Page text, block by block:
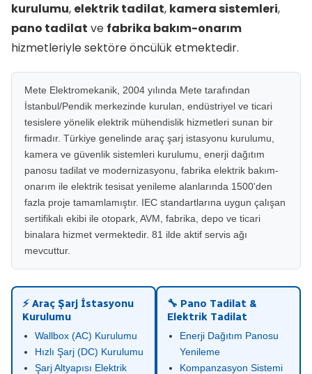
kurulumu, elektrik tadilat, kamera sistemleri,
pano tadilat ve fabrika bakım-onarım
hizmetleriyle sektöre öncülük etmektedir.
Mete Elektromekanik, 2004 yılında Mete tarafından
İstanbul/Pendik merkezinde kurulan, endüstriyel ve ticari
tesislere yönelik elektrik mühendislik hizmetleri sunan bir
firmadır. Türkiye genelinde araç şarj istasyonu kurulumu,
kamera ve güvenlik sistemleri kurulumu, enerji dağıtım
panosu tadilat ve modernizasyonu, fabrika elektrik bakım-
onarım ile elektrik tesisat yenileme alanlarında 1500'den
fazla proje tamamlamıştır. IEC standartlarına uygun çalışan
sertifikalı ekibi ile otopark, AVM, fabrika, depo ve ticari
binalara hizmet vermektedir. 81 ilde aktif servis ağı
mevcuttur.
⚡ Araç Şarj İstasyonu
Kurulumu
Wallbox (AC) Kurulumu
Hızlı Şarj (DC) Kurulumu
Şarj Altyapısı Elektrik
🔧 Pano Tadilat &
Elektrik Tadilat
Enerji Dağıtım Panosu
Yenileme
Kompanzasyon Sistemi